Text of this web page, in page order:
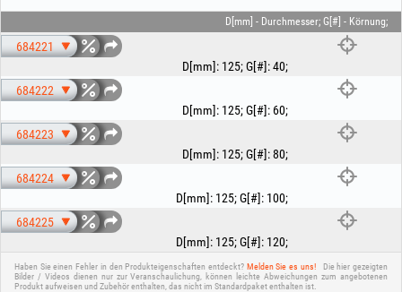
Temperaturen, ohne dass sich die Scheibe verformt oder der Schleifbelag
Empfohlene Anwendungen:
- Eisen- und Nichteisenmetalle: Verschleifen und Planen von
Schweißnähten, Entfernen von Schweißspritzern.
- Oberflächenvorbereitung: Entfernen dicker Schichten von Rost,
Altanstrichen, Zunder oder Oxiden von Metallteilen vor dem
Grundieren/Lackieren.
- Entgraten und Anfasen: Bearbeiten scharfer Kanten nach dem Zuschnitt
Die Scheibe ist ausschließlich mit einem Winkelschleifer in Verbindung mit
einem 125 mm Stützteller (Pad) zu verwenden und muss mit einer
Flanschmutter festgespannt werden. Verwenden Sie die Scheibe nicht
ohne Stützteller!
D[mm] - Durchmesser; G[#] - Körnung;
684221
D[mm]: 125;G[#]:40;
684222
D[mm]: 125;G[#]: 60;
684223
D[mm]: 125;G[#]:80;
684224
D[mm]: 125;G[#]: 100;
684225
D[mm]: 125;G[#]: 120;
Haben Sie einen Fehler in den Produkteigenschaften entdeckt? Melden Sie es uns!
Die hier gezeigten
Bilder / Videos dienen nur zur Veranschaulichung, können leichte Abweichungen zum angebotenen
Produkt aufweisen und Zubehör enthalten, das nicht im Standardpaket enthalten ist.